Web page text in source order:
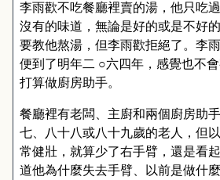
李雨歡不吃餐廳裡賣的湯，他只吃
沒有的味道，無論是好的或是不好
要教他熬湯，但李雨歡拒絕了。李
便到了明年二 ○六四年，感覺也不
打算做廚房助手。
餐廳裡有老闆、主廚和兩個廚房助
七、八十八或八十九歲的老人，但
常健壯，就算少了右手臂，還是看
道他為什麼失去手臂、以前是做什